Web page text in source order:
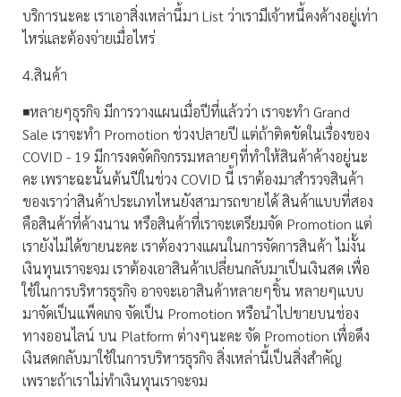
บริการนะคะ เราเอาสิ่งเหล่านี้มา List ว่าเรามีเจ้าหนี้คงค้างอยู่เท่า
ไหร่และต้องจ่ายเมื่อไหร่
4.สินค้า
◾️หลายๆธุรกิจ มีการวางแผนเมื่อปีที่แล้วว่า เราจะทำ Grand
Sale เราจะทำ Promotion ช่วงปลายปี แต่ถ้าติดขัดในเรื่องของ
COVID - 19 มีการงดจัดกิจกรรมหลายๆที่ทำให้สินค้าค้างอยู่นะ
คะ เพราะฉะนั้นต้นปีในช่วง COVID นี้ เราต้องมาสำรวจสินค้า
ของเราว่าสินค้าประเภทไหนยังสามารถขายได้ สินค้าแบบที่สอง
คือสินค้าที่ค้างนาน หรือสินค้าที่เราจะเตรียมจัด Promotion แต่
เรายังไม่ได้ขายนะคะ เราต้องวางแผนในการจัดการสินค้า ไม่งั้น
เงินทุนเราจะจม เราต้องเอาสินค้าเปลี่ยนกลับมาเป็นเงินสด เพื่อ
ใช้ในการบริหารธุรกิจ อาจจะเอาสินค้าหลายๆชิ้น หลายๆแบบ
มาจัดเป็นแพ็คเกจ จัดเป็น Promotion หรือนำไปขายบนช่อง
ทางออนไลน์ บน Platform ต่างๆนะคะ จัด Promotion เพื่อดึง
เงินสดกลับมาใช้ในการบริหารธุรกิจ สิ่งเหล่านี้เป็นสิ่งสำคัญ
เพราะถ้าเราไม่ทำเงินทุนเราจะจม